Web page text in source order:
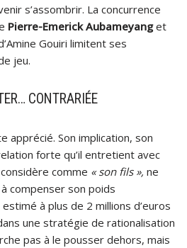
s’assombrir. La concurrence
Pierre-Emerick Aubameyanget
Gouiri limitent ses
jeu.
CONTRARIÉE
apprécié. Son implication, son
forte qu’il entretient avec
comme « son fils », ne
compenser son poids
à plus de 2 millions d’euros
une stratégie de rationalisation
pas à le pousser dehors, mais